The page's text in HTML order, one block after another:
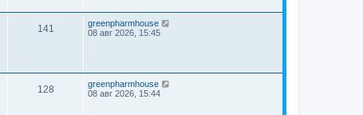
141
greenpharmhouse
08 авг 2026, 15:45
128
greenpharmhouse
08 авг 2026, 15:44